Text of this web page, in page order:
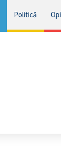
Politică